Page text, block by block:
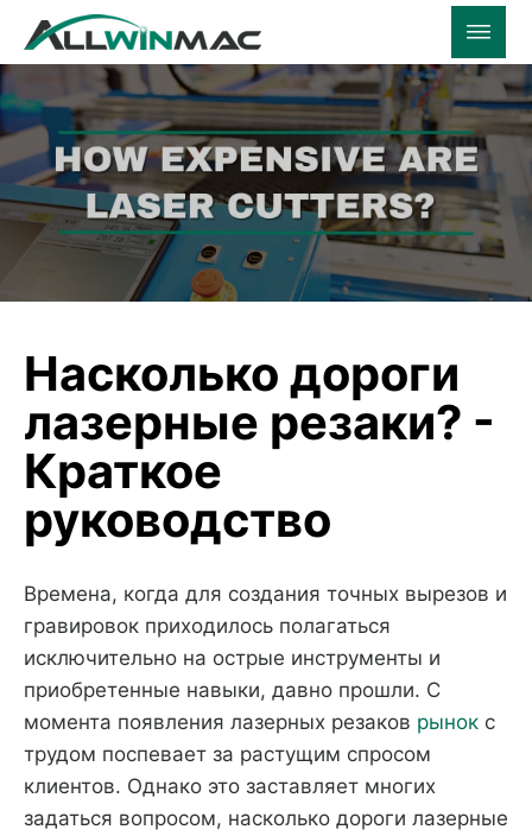
Насколько дороги
лазерные резаки? -
Краткое
руководство
Времена, когда для создания точных вырезов и
гравировок приходилось полагаться
исключительно на острые инструменты и
приобретенные навыки, давно прошли. С
момента появления лазерных резаков рынок с
трудом поспевает за растущим спросом
клиентов. Однако это заставляет многих
задаться вопросом, насколько дороги лазерные